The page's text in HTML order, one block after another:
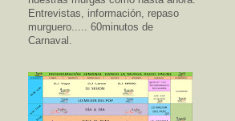
Entrevistas, información, repaso
murguero..... 60minutos de
Carnaval.